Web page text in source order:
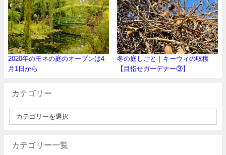
2020年のモネの庭のオープンは4
月1日から
冬の庭しごと｜キーウィの収穫
【目指せガーデナー③】
カテゴリー
カテゴリー一覧